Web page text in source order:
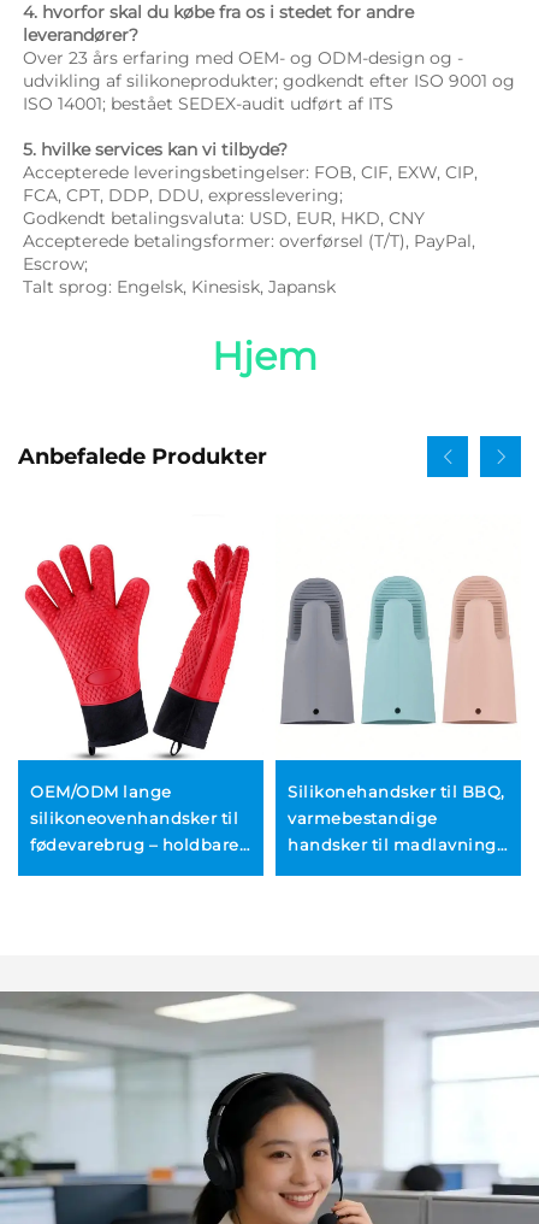
4. hvorfor skal du købe fra os i stedet for andre
leverandører?
Over 23 års erfaring med OEM- og ODM-design og -
udvikling af silikoneprodukter; godkendt efter ISO 9001 og
ISO 14001; bestået SEDEX-audit udført af ITS
5. hvilke services kan vi tilbyde?
Accepterede leveringsbetingelser: FOB, CIF, EXW, CIP,
FCA, CPT, DDP, DDU, expresslevering;
Godkendt betalingsvaluta: USD, EUR, HKD, CNY
Accepterede betalingsformer: overførsel (T/T), PayPal,
Escrow;
Talt sprog: Engelsk, Kinesisk, Japansk
Hjem
Anbefalede Produkter
OEM/ODM lange
silikoneovenhandsker til
fødevarebrug – holdbare,
Silikonehandsker til BBQ,
varmebestandige
handsker til madlavning,